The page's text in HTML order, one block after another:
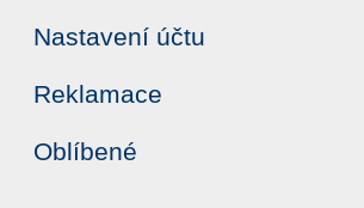
Nastavení účtu
Reklamace
Oblíbené